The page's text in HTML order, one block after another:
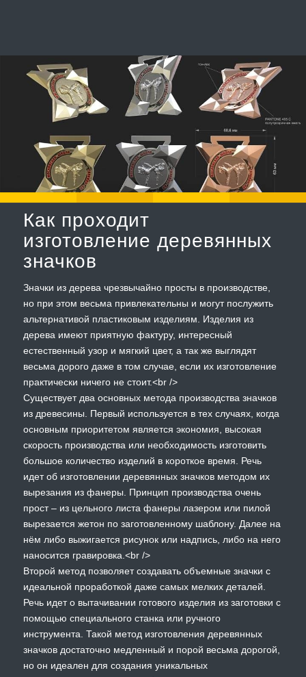
Как проходит
изготовление деревянных
значков
Значки из дерева чрезвычайно просты в производстве,
но при этом весьма привлекательны и могут послужить
альтернативой пластиковым изделиям. Изделия из
дерева имеют приятную фактуру, интересный
естественный узор и мягкий цвет, а так же выглядят
весьма дорого даже в том случае, если их изготовление
практически ничего не стоит.<br />
Существует два основных метода производства значков
из древесины. Первый используется в тех случаях, когда
основным приоритетом является экономия, высокая
скорость производства или необходимость изготовить
большое количество изделий в короткое время. Речь
идет об изготовлении деревянных значков методом их
вырезания из фанеры. Принцип производства очень
прост – из цельного листа фанеры лазером или пилой
вырезается жетон по заготовленному шаблону. Далее на
нём либо выжигается рисунок или надпись, либо на него
наносится гравировка.<br />
Второй метод позволяет создавать объемные значки с
идеальной проработкой даже самых мелких деталей.
Речь идет о вытачивании готового изделия из заготовки с
помощью специального станка или ручного
инструмента. Такой метод изготовления деревянных
значков достаточно медленный и порой весьма дорогой,
но он идеален для создания уникальных